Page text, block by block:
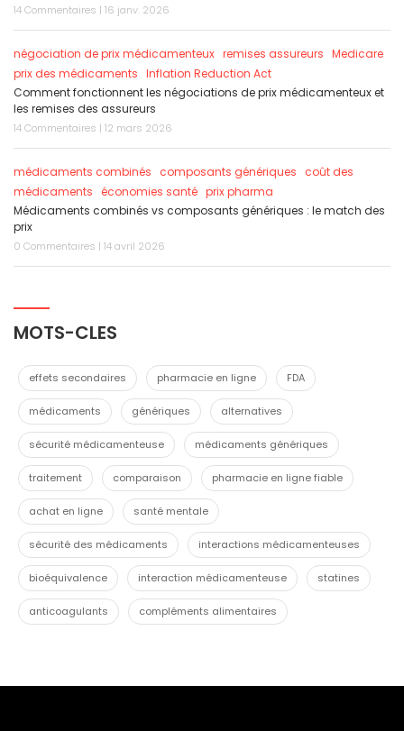
14 Commentaires | 16 janv. 2026
négociation de prix médicamenteux remises assureurs Medicare
prix des médicaments Inflation Reduction Act
Comment fonctionnent les négociations de prix médicamenteux et
les remises des assureurs
14 Commentaires | 12 mars 2026
médicaments combinés composants génériques
coût des
médicaments
économies santé prix pharma
Médicaments combinés vs composants génériques : le match des
prix
0 Commentaires | 14 avril 2026
MOTS-CLES
effets secondaires pharmacie en ligne FDA
médicaments génériques alternatives
sécurité médicamenteuse médicaments génériques
traitement comparaison pharmacie en ligne fiable
achat en ligne santé mentale
sécurité des médicaments interactions médicamenteuses
bioéquivalence interaction médicamenteuse statines
anticoagulants compléments alimentaires